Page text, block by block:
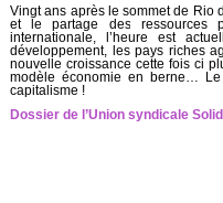
Vingt ans après le sommet de Rio
et le partage des ressources
internationale, l’heure est
développement, les pays riches
nouvelle croissance cette fois ci
modèle économie en berne…
capitalisme !
Dossier de l’Union syndicale